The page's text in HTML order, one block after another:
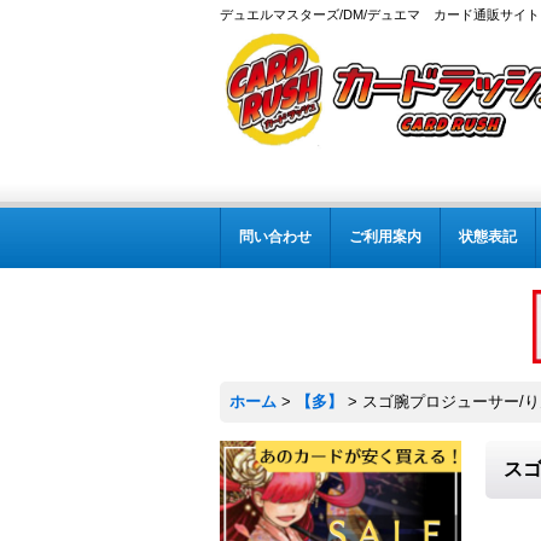
デュエルマスターズ/DM/デュエマ カード通販サイト
問い合わせ ご利用案内 状態表記
ホーム > 【多】 > スゴ腕プロジューサー/
ス